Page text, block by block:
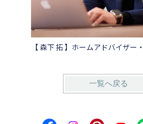
【 森下 拓 】ホームアドバイザー
一覧へ戻る